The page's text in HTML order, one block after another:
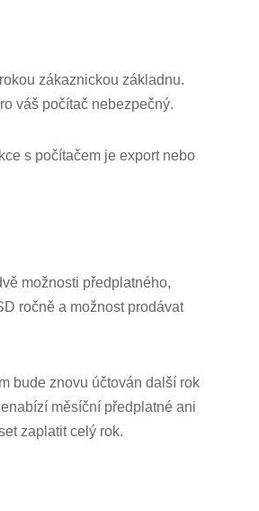
zákaznickou základnu.
váš počítač nebezpečný.
s počítačem je export nebo
možnosti předplatného,
ročně a možnost prodávat
bude znovu účtován další rok
měsíční předplatné ani
zaplatit celý rok.